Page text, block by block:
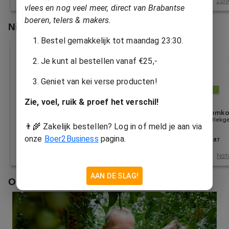
Nieuw in ons assortiment
85 8.73 87
Onze
vlees en nog veel meer, direct van Brabantse
boeren, telers & makers.
Bestel gemakkelijk tot maandag 23:30.
Je kunt al bestellen vanaf €25,-
Geniet van kei verse producten!
Zie, voel, ruik & proef het verschil!
👨‍🌾 Zakelijk bestellen? Log in of meld je aan via
onze Boer2Business pagina.
AAN DE SLAG!